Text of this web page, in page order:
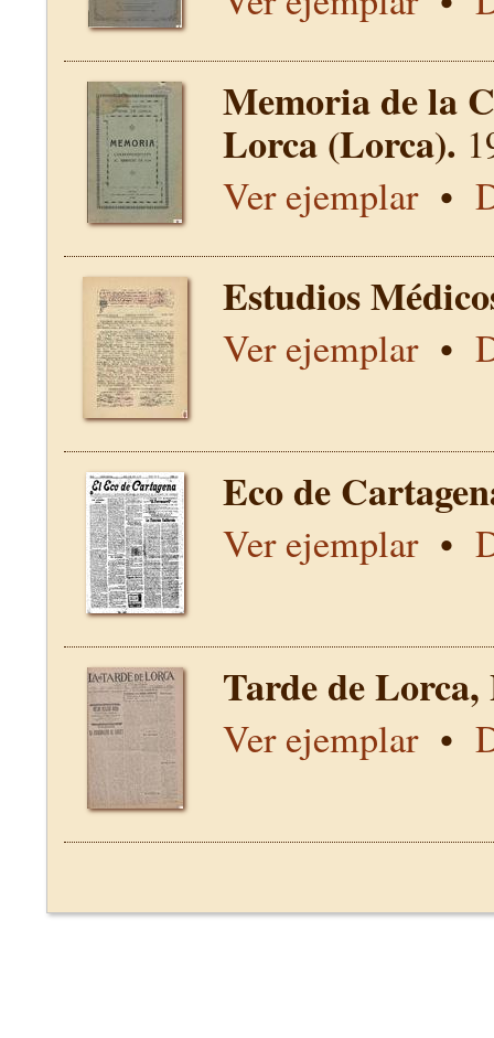
Memoria de la
Lorca (Lorca).
Ver ejemplar•
Estudios
Ver ejemplar•
Eco de
Ver ejemplar•
Tarde de
Ver ejemplar•